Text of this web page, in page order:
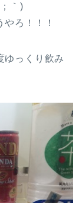
｀)
ろ！！！
ゆっくり飲み